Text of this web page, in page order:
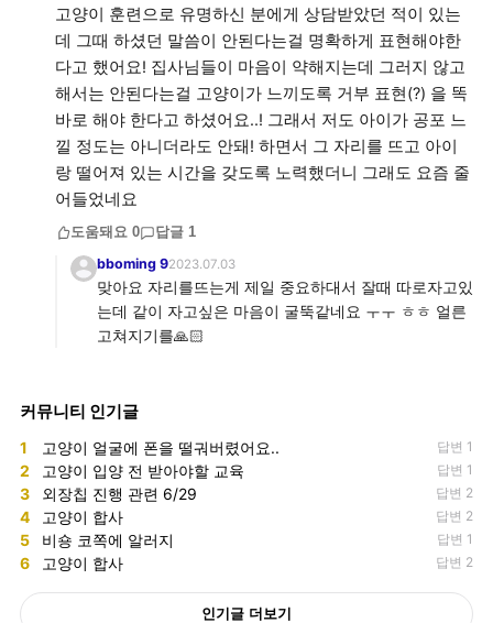
고양이 훈련으로 유명하신 분에게 상담받았던 적이 있는
데 그때 하셨던 말씀이 안된다는걸 명확하게 표현해야한
다고 했어요! 집사님들이 마음이 약해지는데 그러지 않고
해서는 안된다는걸 고양이가 느끼도록 거부 표현(?) 을 똑
바로 해야 한다고 하셨어요..! 그래서 저도 아이가 공포 느
낄 정도는 아니더라도 안돼! 하면서 그 자리를 뜨고 아이
랑 떨어져 있는 시간을 갖도록 노력했더니 그래도 요즘 줄
어들었네요
도움돼요 0 답글 1
bboming 92023.07.03
맞아요 자리를뜨는게 제일 중요하대서 잘때 따로자고있
는데 같이 자고싶은 마음이 굴뚝같네요 ㅜㅜ ㅎㅎ 얼른
고쳐지기를🙏🏻
커뮤니티 인기글
1 고양이 얼굴에 폰을 떨궈버렸어요.. 답변 1
2 고양이 입양 전 받아야할 교육 답변 1
3 외장칩 진행 관련 6/29 답변 2
4 고양이 합사 답변 2
5 비숑 코쪽에 알러지 답변 1
6 고양이 합사 답변 2
인기글 더보기